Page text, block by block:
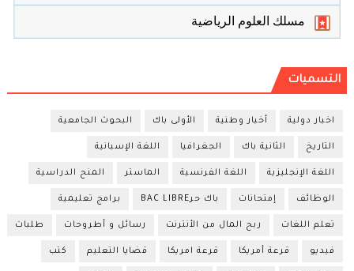
مسلك العلوم الرياضية
التسميات
اخبار دولية أخبار وطنية الأولى باك البحوث الجامعية
التاريخ الثانية باك الجغرافيا اللغة الإسبانية
اللغة الإنجليزية اللغة الفرنسية الماستر المنح الدراسية
الوظائف إمتحانات باك حرBAC LIBRE برامج تعليمية
تعلم اللغات ربح المال من الأنترنت رسائل و أطروحات طلبات
فيديو قرعة أمريكا قرعة امريكا قضايا التعليم كتب